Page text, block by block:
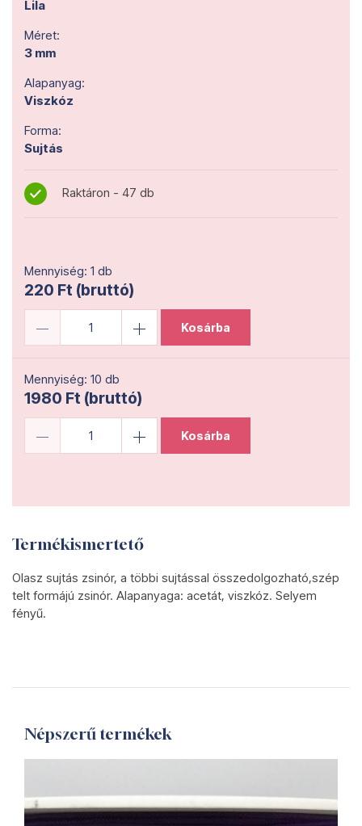
Lila
Méret:
3 mm
Alapanyag:
Viszkóz
Forma:
Sujtás
Raktáron - 47 db
Mennyiség: 1 db
220 Ft (bruttó)
Kosárba
Mennyiség: 10 db
1980 Ft (bruttó)
Kosárba
Termékismertető
Olasz sujtás zsinór, a többi sujtással összedolgozható,szép
telt formájú zsinór. Alapanyaga: acetát, viszkóz. Selyem
fényű.
Népszerű termékek